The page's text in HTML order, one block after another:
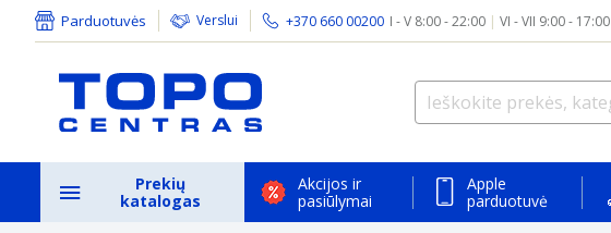
Parduotuvės Verslui +370 660 00200 I - V 8:00 - 22:00 | VI - VII 9:00 - 17:00
Prekių
katalogas
Akcijos ir
pasiūlymai
Apple
parduotuvė